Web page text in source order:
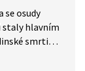
osudy
staly hlavním
smrti